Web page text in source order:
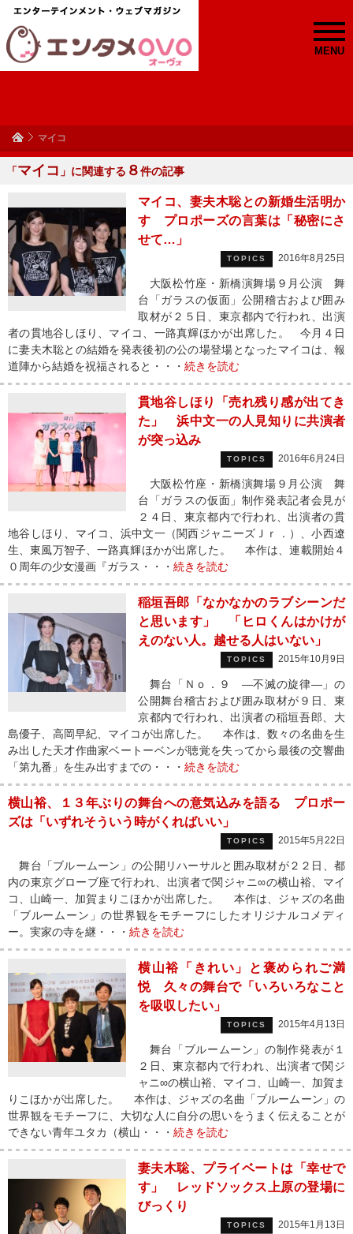
MENU
マイコ
「マイコ 」に関連する ８件の記事
マイコ、妻夫木聡との新婚生活明か
す プロポーズの言葉は「秘密にさ
せて…」
TOPICS 2016年8月25日
大阪松竹座・新橋演舞場９月公演 舞
台「ガラスの仮面」公開稽古および囲み
取材が２５日、東京都内で行われ、出演
者の貫地谷しほり、マイコ、一路真輝ほかが出席した。 今月４日
に妻夫木聡との結婚を発表後初の公の場登場となったマイコは、報
道陣から結婚を祝福されると・・・ 続きを読む
貫地谷しほり「売れ残り感が出てき
た」 浜中文一の人見知りに共演者
が突っ込み
TOPICS 2016年6月24日
大阪松竹座・新橋演舞場９月公演 舞
台「ガラスの仮面」制作発表記者会見が
２４日、東京都内で行われ、出演者の貫
地谷しほり、マイコ、浜中文一（関西ジャニーズＪｒ．）、小西遼
生、東風万智子、一路真輝ほかが出席した。 本作は、連載開始４
０周年の少女漫画『ガラス・・・ 続きを読む
稲垣吾郎「なかなかのラブシーンだ
と思います」 「ヒロくんはかけが
えのない人。越せる人はいない」
TOPICS 2015年10月9日
舞台「Ｎｏ．９ ―不滅の旋律―」の
公開舞台稽古および囲み取材が９日、東
京都内で行われ、出演者の稲垣吾郎、大
島優子、高岡早紀、マイコが出席した。 本作は、数々の名曲を生
み出した天才作曲家ベートーベンが聴覚を失ってから最後の交響曲
「第九番」を生み出すまでの・・・ 続きを読む
横山裕、１３年ぶりの舞台への意気込みを語る プロポー
ズは「いずれそういう時がくればいい」
TOPICS 2015年5月22日
舞台「ブルームーン」の公開リハーサルと囲み取材が２２日、都
内の東京グローブ座で行われ、出演者で関ジャニ∞の横山裕、マイ
コ、山崎一、加賀まりこほかが出席した。 本作は、ジャズの名曲
「ブルームーン」の世界観をモチーフにしたオリジナルコメディ
ー。実家の寺を継・・・ 続きを読む
横山裕「きれい」と褒められご満
悦 久々の舞台で「いろいろなこと
を吸収したい」
TOPICS 2015年4月13日
舞台「ブルームーン」の制作発表が１
２日、東京都内で行われ、出演者で関ジ
ャニ∞の横山裕、マイコ、山崎一、加賀ま
りこほかが出席した。 本作は、ジャズの名曲「ブルームーン」の
世界観をモチーフに、大切な人に自分の思いをうまく伝えることが
できない青年ユタカ（横山・・・ 続きを読む
妻夫木聡、プライベートは「幸せで
す」 レッドソックス上原の登場に
びっくり
TOPICS 2015年1月13日